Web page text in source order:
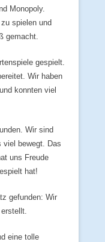
Monopoly.
spielen und
gemacht.
gespielt.
Wir haben
konnten viel
Wir sind
viel bewegt. Das
uns Freude
hat!
gefunden: Wir
eine tolle